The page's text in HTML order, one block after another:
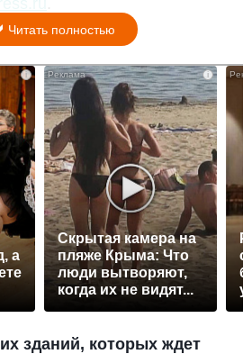
Читать полностью
а
i
Скрытая камера на
пляже Крыма: Что
люди вытворяют,
когда их не видят...
зданий, которых ждет